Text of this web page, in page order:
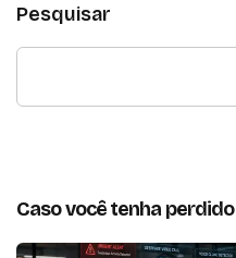
Pesquisar
Caso você tenha perdido